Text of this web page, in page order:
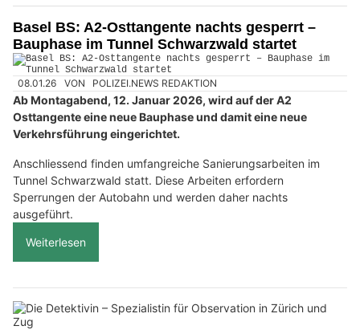
Basel BS: A2-Osttangente nachts gesperrt –
Bauphase im Tunnel Schwarzwald startet
08.01.26 VON POLIZEI.NEWS REDAKTION
Ab Montagabend, 12. Januar 2026, wird auf der A2
Osttangente eine neue Bauphase und damit eine neue
Verkehrsführung eingerichtet.
Anschliessend finden umfangreiche Sanierungsarbeiten im
Tunnel Schwarzwald statt. Diese Arbeiten erfordern
Sperrungen der Autobahn und werden daher nachts
ausgeführt.
Weiterlesen